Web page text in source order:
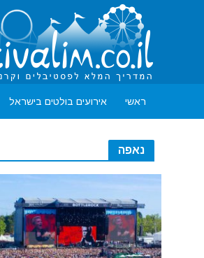
ראשי אירועים בולטים בישראל
נאפה